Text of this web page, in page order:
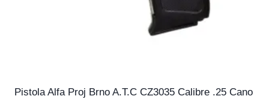
Pistola Alfa Proj Brno A.T.C CZ3035 Calibre .25 Cano